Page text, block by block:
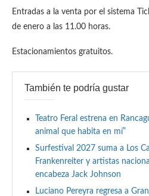
Entradas a la venta por el sistema
de enero a las 11.00 horas.
Estacionamientos gratuitos.
También te podría gustar
Teatro Feral estrena en
animal que habita en mí”
Surfestival 2027 suma a Los
Frankenreiter y artistas
encabeza Jack Johnson
Luciano Pereyra regresa a